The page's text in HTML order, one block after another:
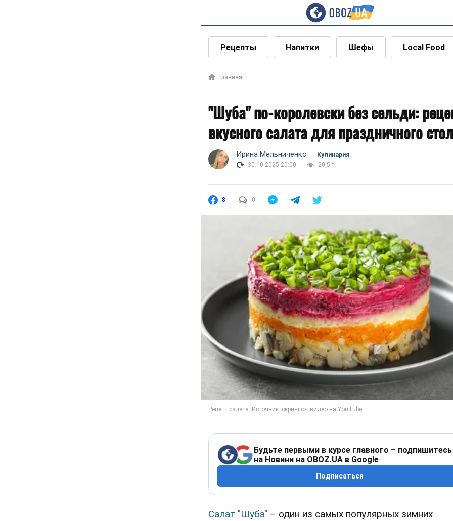
Рецепты Напитки Шефы Local Food
Главная
"Шуба" по-королевски без сельди:
вкусного салата для праздничного
Ирина Мельниченко
Кулинария
30.10.2025 20:00
20,5 т.
8 0
Будьте первыми в курсе главного – подпишитесь
на Новини на OBOZ.UA в Google
Подписаться
Салат "Шуба" – один из самых популярных зимних